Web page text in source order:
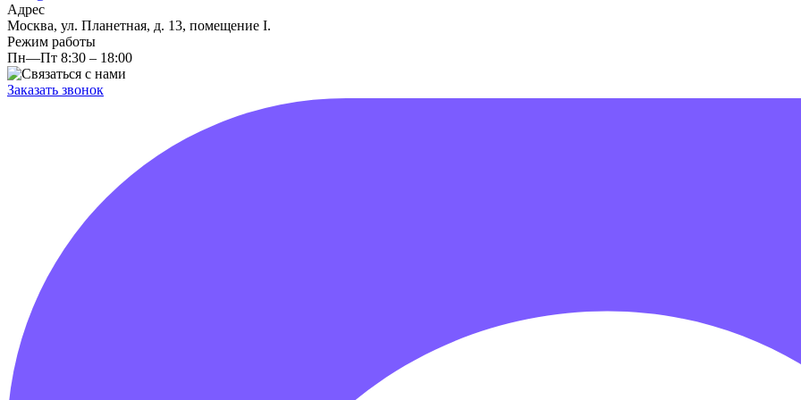
Адрес
Москва, ул. Планетная, д. 13, помещение I.
Режим работы
Пн—Пт 8:30 – 18:00
Заказать звонок